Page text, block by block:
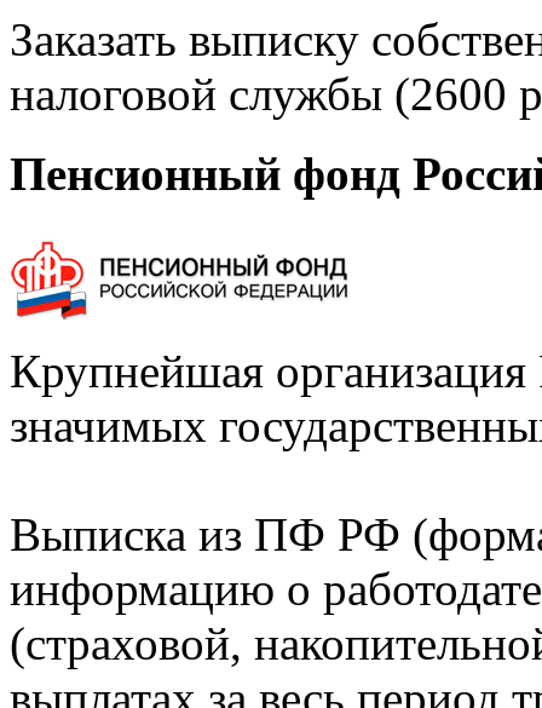
Заказать выписку
налоговой службы (2600
Пенсионный фонд
Крупнейшая
значимых
Выписка из ПФ РФ
информацию о
(страховой,
выплатах за весь период